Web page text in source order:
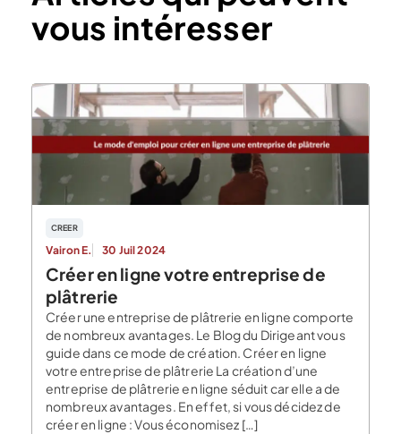
vous intéresser
CREER
Vairon E. 30 Juil 2024
Créer en ligne votre entreprise de
plâtrerie
Créer une entreprise de plâtrerie en ligne comporte
de nombreux avantages. Le Blog du Dirigeant vous
guide dans ce mode de création. Créer en ligne
votre entreprise de plâtrerie La création d’une
entreprise de plâtrerie en ligne séduit car elle a de
nombreux avantages. En effet, si vous décidez de
créer en ligne : Vous économisez […]